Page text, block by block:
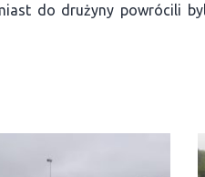
do drużyny powrócili